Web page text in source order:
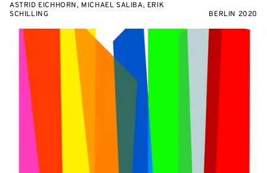
ASTRID EICHHORN, MICHAEL SALIBA, ERIK
SCHILLING
BERLIN 2020